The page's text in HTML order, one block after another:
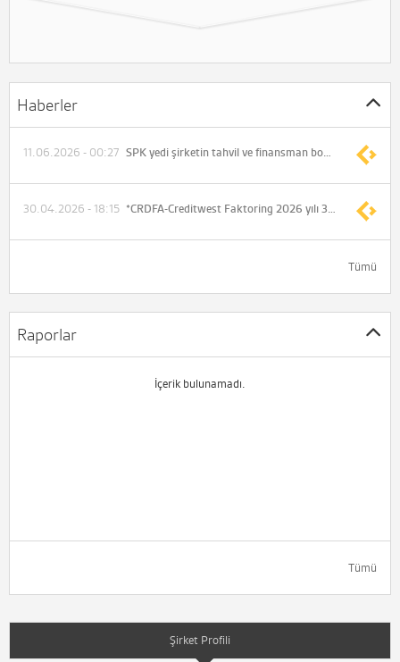
Haberler
SPK yedi şirketin tahvil ve finansman bonosu ihraçlarına onay verdi
11.06.2026 - 00:27
*CRDFA-Creditwest Faktoring 2026 yılı 3 aylık konsolide olmayan net dönem karı 378.885.188 TL (Önceki 71.848.870 TL)
30.04.2026 - 18:15
Tümü
Raporlar
İçerik bulunamadı.
Tümü
Şirket Profili